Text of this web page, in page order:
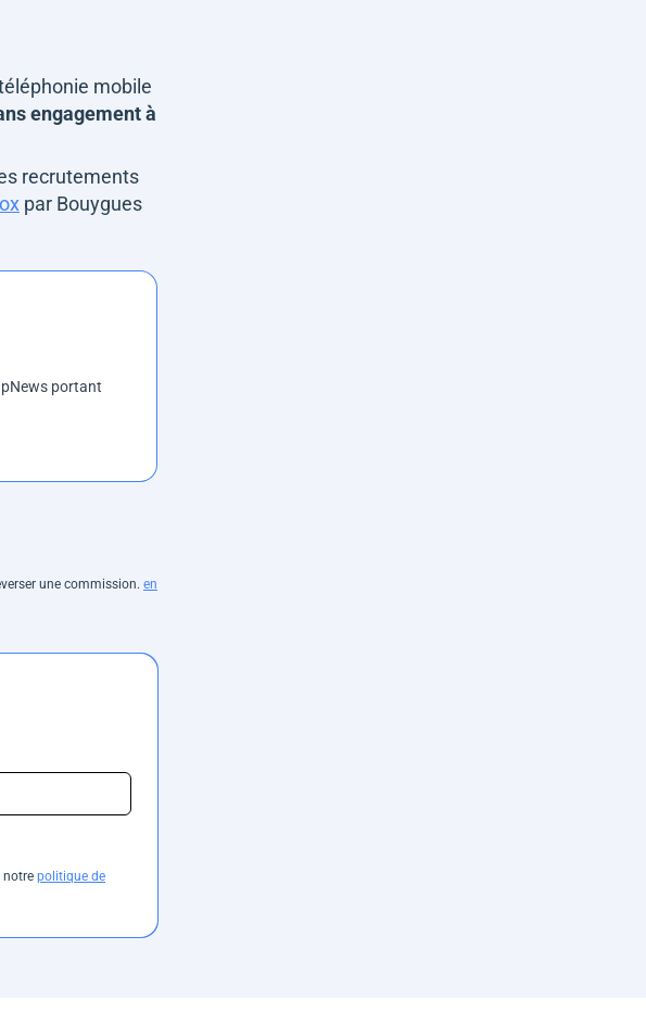
mobile
engagement à
recrutements
par Bouygues
portant
une commission. en
notre politique de